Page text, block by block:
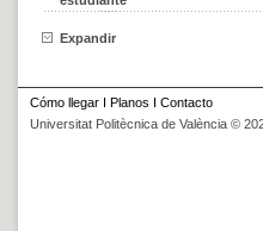
Expandir
Cómo llegar I Planos I Contacto
Universitat Politècnica de València ©